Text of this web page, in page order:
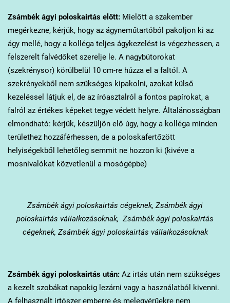
Zsámbékágyi poloskairtás előtt:Mielőtt a szakember
megérkezne, kérjük, hogy az ágyneműtartóból pakoljon ki az
ágy mellé, hogy a kolléga teljes ágykezelést is végezhessen, a
felszerelt falvédőket szerelje le. A nagybútorokat
(szekrénysor) körülbelül 10 cm-re húzza el a faltól. A
szekrényekből nem szükséges kipakolni, azokat külső
kezeléssel látjuk el, de az íróasztalról a fontos papírokat, a
falról az értékes képeket tegye védett helyre. Általánosságban
elmondható: kérjük, készüljön elő úgy, hogy a kolléga minden
területhez hozzáférhessen, de a poloskafertőzött
helyiségekből lehetőleg semmit ne hozzon ki (kivéve a
mosnivalókat közvetlenül a mosógépbe)
Zsámbékágyi poloskairtás cégeknek, Zsámbék ágyi
poloskairtás vállalkozásoknak, Zsámbék ágyi poloskairtás
cégeknek, Zsámbék ágyi poloskairtás vállalkozásoknak
Zsámbékágyi poloskairtás után:Az irtás után nem szükséges
a kezelt szobákat napokig lezárni vagy a használatból kivenni.